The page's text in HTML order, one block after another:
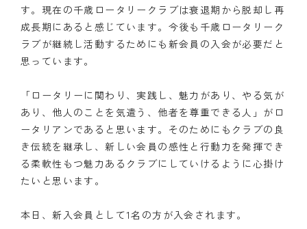
す。現在の千歳ロータリークラブは衰退期から脱却し再
成長期にあると感じています。今後も千歳ロータリーク
ラブが継続し活動するためにも新会員の入会が必要だと
思っています。
「ロータリーに関わり、実践し、魅力があり、やる気が
あり、他人のことを気遣う、他者を尊重できる人」がロ
ータリアンであると思います。そのためにもクラブの良
き伝統を継承し、新しい会員の感性と行動力を発揮でき
る柔軟性もつ魅力あるクラブにしていけるように心掛け
たいと思います。
本日、新入会員として1名の方が入会されます。